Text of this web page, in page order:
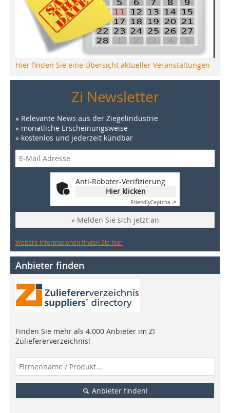
Hier finden Sie eine Übersicht aktueller Veranstaltungen
Zi Newsletter
» Relevante News aus der Ziegelindustrie
» monatliche Erscheinungsweise
» kostenlos und jederzeit kündbar
Anti-Roboter-Verifizierung
Hier klicken
FriendlyCaptcha ⇗
» Melden Sie sich jetzt an
Weitere Informationen finden Sie hier
Anbieter finden
Finden Sie mehr als 4.000 Anbieter im ZI
Zuliefererverzeichnis!
Anbieter finden!